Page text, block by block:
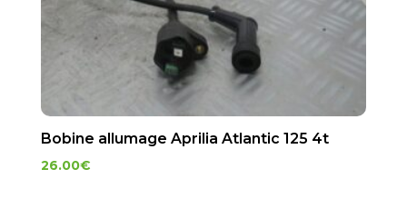
Bobine allumage Aprilia Atlantic 125 4t
26.00€